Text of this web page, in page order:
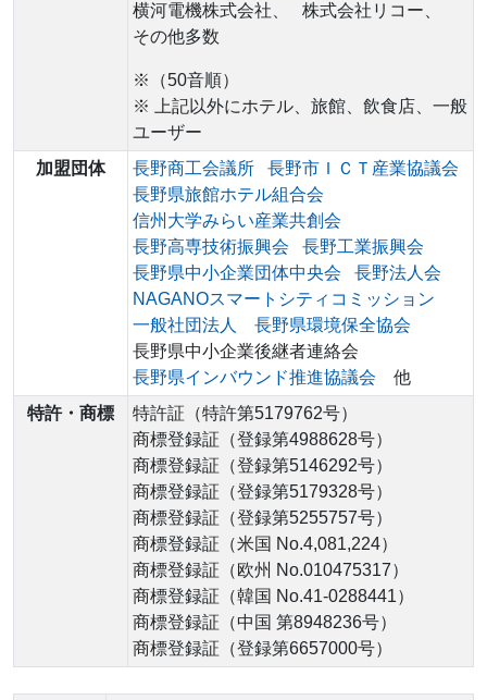
横河電機株式会社、
株式会社リコー、
その他多数
※（50音順）
※ 上記以外にホテル、旅館、飲食店、一般
ユーザー
加盟団体
長野商工会議所
長野市ＩＣＴ産業協議会
長野県旅館ホテル組合会
信州大学みらい産業共創会
長野高専技術振興会
長野工業振興会
長野県中小企業団体中央会
長野法人会
NAGANOスマートシティコミッション
一般社団法人 長野県環境保全協会
長野県中小企業後継者連絡会
長野県インバウンド推進協議会 他
特許・商標
特許証（特許第5179762号）
商標登録証（登録第4988628号）
商標登録証（登録第5146292号）
商標登録証（登録第5179328号）
商標登録証（登録第5255757号）
商標登録証（米国 No.4,081,224）
商標登録証（欧州 No.010475317）
商標登録証（韓国 No.41-0288441）
商標登録証（中国 第8948236号）
商標登録証（登録第6657000号）